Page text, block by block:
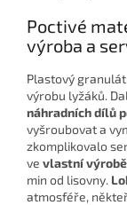
Poctivé
výroba a
Plastový
výrobu lyžáků.
náhradních dílů
vyšroubovat a
zkomplikovalo
ve vlastní
min od lisovny.
atmosféře,